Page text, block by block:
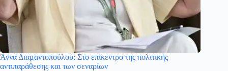
Άννα Διαμαντοπούλου: Στο επίκεντρο της πολιτικής
αντιπαράθεσης και των σεναρίων